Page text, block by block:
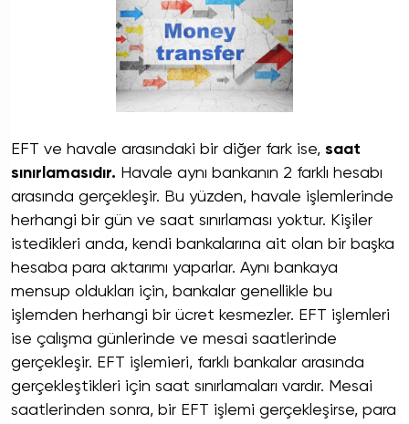
EFT ve havale arasındaki bir diğer fark ise, saat
sınırlamasıdır. Havale aynı bankanın 2 farklı hesabı
arasında gerçekleşir. Bu yüzden, havale işlemlerinde
herhangi bir gün ve saat sınırlaması yoktur. Kişiler
istedikleri anda, kendi bankalarına ait olan bir başka
hesaba para aktarımı yaparlar. Aynı bankaya
mensup oldukları için, bankalar genellikle bu
işlemden herhangi bir ücret kesmezler. EFT işlemleri
ise çalışma günlerinde ve mesai saatlerinde
gerçekleşir. EFT işlemieri, farklı bankalar arasında
gerçekleştikleri için saat sınırlamaları vardır. Mesai
saatlerinden sonra, bir EFT işlemi gerçekleşirse, para